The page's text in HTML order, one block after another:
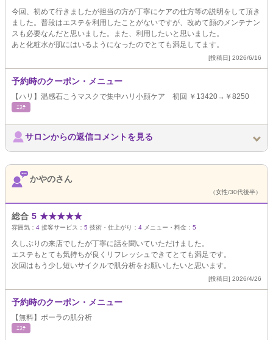
今回、初めて行きましたが担当の方が丁寧にケアの仕方等の説明をして頂き
ました。普段はエステを利用したことがないですが、改めて顔のメンテナン
スも必要なんだと思いました。また、利用したいと思いました。
あと化粧水が肌にはいるようになったのでとても満足してます。
[投稿日] 2026/6/16
予約時のクーポン・メニュー
【ハリ】温感石こうマスクで集中ハリ小顔ケア 初回 ￥13420→￥8250
ｴｽﾃ
サロンからの返信コメントを見る
かやのさん
（女性/30代後半）
総合 5 ★★★★★
雰囲気： 4 接客サービス： 5 技術・仕上がり： 4 メニュー・料金： 5
久しぶりの来店でしたが丁寧に話を聞いていただけました。
エステもとても気持ちが良くリフレッシュできてとても満足です。
次回はもう少し短いサイクルで肌分析をお願いしたいと思います。
[投稿日] 2026/4/26
予約時のクーポン・メニュー
【無料】ポーラの肌分析
ｴｽﾃ